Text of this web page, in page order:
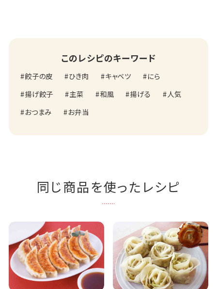
このレシピのキーワード
餃子の皮 ひき肉 キャベツ
にら
揚げ餃子
主菜 和風 揚げる
人気
おつまみ
お弁当
同じ商品を使ったレシピ